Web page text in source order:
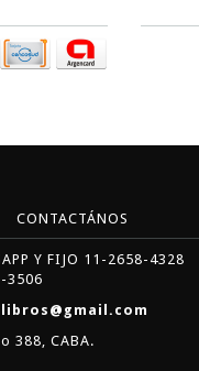
CONTACTÁNOS
Y FIJO 11-2658-4328
3506
388, CABA.